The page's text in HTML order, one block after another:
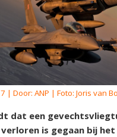
| Door: ANP | Foto: Joris van
dat een
is gegaan bij